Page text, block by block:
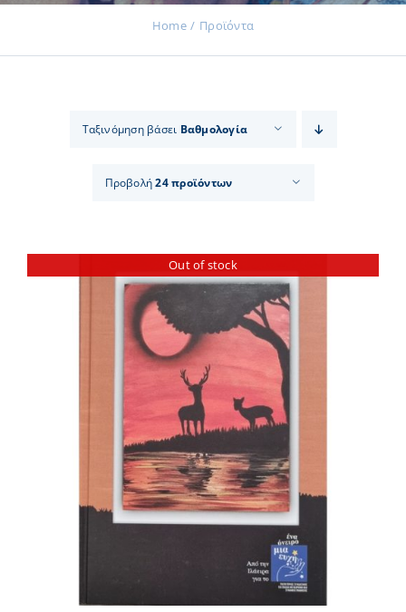
Home Προϊόντα
Ταξινόμηση βάσει Βαθμολογία
Προβολή24 προϊόντων
Out of stock